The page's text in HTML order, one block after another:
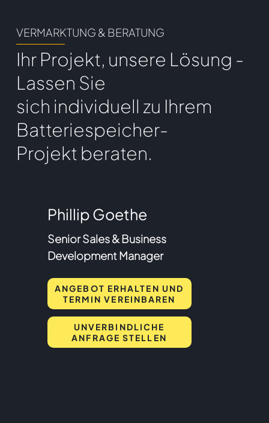
VERMARKTUNG & BERATUNG
Ihr Projekt, unsere Lösung -
Lassen Sie
sich individuell zu Ihrem
Batteriespeicher-
Projekt beraten.
Phillip Goethe
Senior Sales & Business
Development Manager
ANGEBOT ERHALTEN UND
TERMIN VEREINBAREN
UNVERBINDLICHE
ANFRAGE STELLEN